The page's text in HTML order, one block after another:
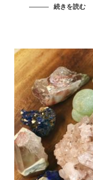
続きを読む